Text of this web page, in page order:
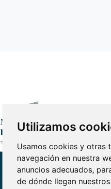
Utilizamos
Usamos cookies y otras
navegación en nuestra
anuncios adecuados,
de dónde llegan
Marketing por vocación.
Digitales por naturaleza.